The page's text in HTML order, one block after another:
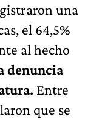
una
el 64,5%
al hecho
denuncia
Entre
que se